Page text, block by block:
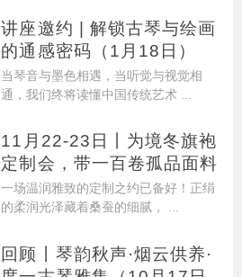
讲座邀约 | 解锁古琴与绘画
的通感密码（1月18日）
当琴音与墨色相遇，当听觉与视觉相
通，我们终将读懂中国传统艺术 ...
11月22-23日丨为境冬旗袍
定制会，带一百卷孤品面料
一场温润雅致的定制之约已备好！正绢
的柔润光泽藏着桑蚕的细腻， ...
回顾丨琴韵秋声·烟云供养·